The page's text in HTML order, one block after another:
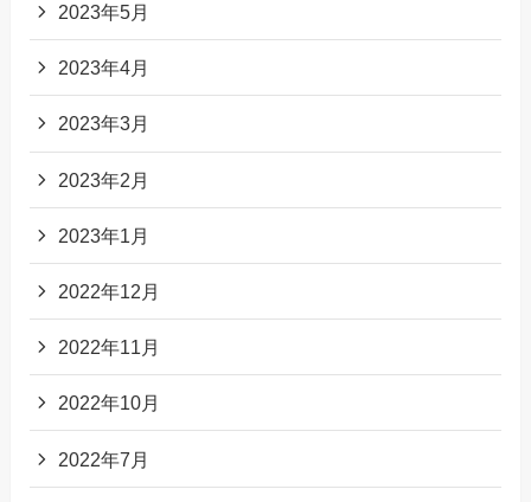
2023年5月
2023年4月
2023年3月
2023年2月
2023年1月
2022年12月
2022年11月
2022年10月
2022年7月